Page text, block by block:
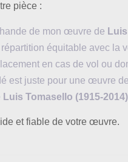
pièce :
de mon œuvre de
équitable avec la
en cas de vol ou
est juste pour une œuvre de
Luis Tomasello (1915-2014)
et fiable de votre œuvre.